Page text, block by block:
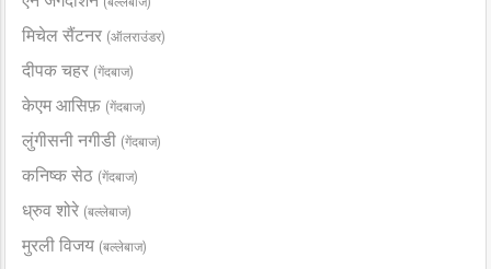
मिचेल सैंटनर (ऑलराउंडर)
दीपक चहर (गेंदबाज)
केएम आसिफ़ (गेंदबाज)
लुंगीसनी नगीडी (गेंदबाज)
कनिष्क सेठ (गेंदबाज)
ध्रुव शोरे (बल्लेबाज)
मुरली विजय (बल्लेबाज)